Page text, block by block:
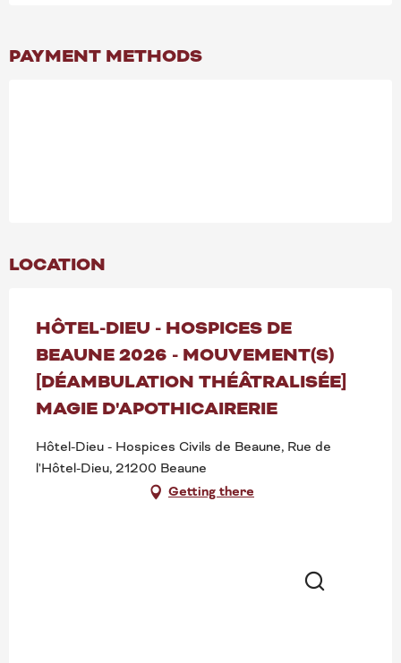
PAYMENT METHODS
LOCATION
HÔTEL-DIEU - HOSPICES DE
BEAUNE 2026 - MOUVEMENT(S)
[DÉAMBULATION THÉÂTRALISÉE]
MAGIE D'APOTHICAIRERIE
Hôtel-Dieu - Hospices Civils de Beaune, Rue de
l'Hôtel-Dieu, 21200 Beaune
Getting there